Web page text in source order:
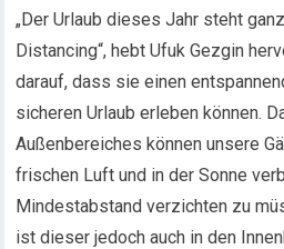
„Der Urlaub dieses Jahr steht
Distancing“, hebt Ufuk Gezgin
darauf, dass sie einen
sicheren Urlaub erleben können.
Außenbereiches können unsere
frischen Luft und in der Sonne
Mindestabstand verzichten zu
ist dieser jedoch auch in den